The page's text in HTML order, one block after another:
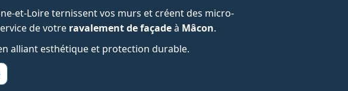
et-Loire ternissent vos murs et créent des micro-
de votre ravalement de façadeà Mâcon.
alliant esthétique et protection durable.